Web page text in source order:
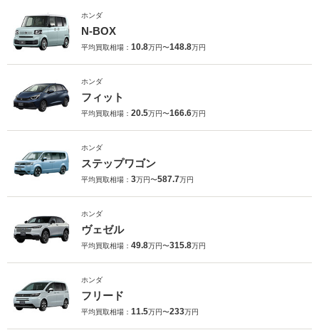
ホンダ
N-BOX
平均買取相場： 10.8万円〜148.8万円
ホンダ
フィット
平均買取相場： 20.5万円〜166.6万円
ホンダ
ステップワゴン
平均買取相場： 3万円〜587.7万円
ホンダ
ヴェゼル
平均買取相場： 49.8万円〜315.8万円
ホンダ
フリード
平均買取相場： 11.5万円〜233万円